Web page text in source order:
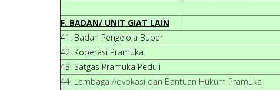
F. BADAN/ UNIT GIAT LAIN
41. Badan Pengelola Buper
42. Koperasi Pramuka
43. Satgas Pramuka Peduli
44. Lembaga Advokasi dan Bantuan Hukum Pramuka